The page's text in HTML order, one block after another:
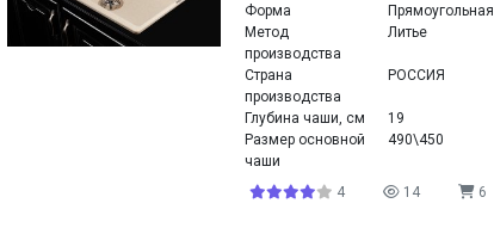
Форма
Прямоугольная
Метод
производства
Литье
Страна
производства
РОССИЯ
Глубина чаши, см
19
Размер основной
чаши
490\450
4 14 6